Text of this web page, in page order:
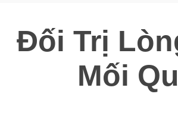
Đối Trị
Mối